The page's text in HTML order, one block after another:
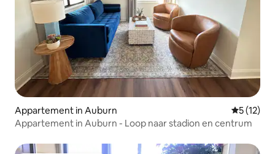
Appartement in Auburn
5 (12)
Appartement in Auburn - Loop naar stadion en centrum